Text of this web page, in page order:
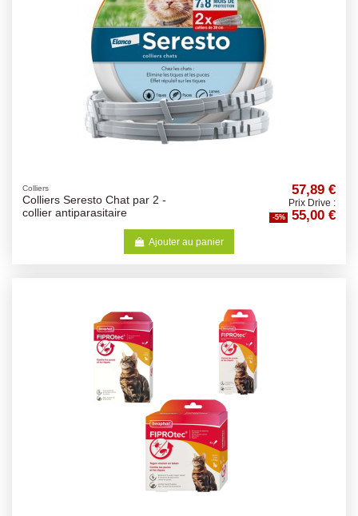
Colliers
Colliers Seresto Chat par 2 -
collier antiparasitaire
57,89 €
Prix Drive :
-5% 55,00 €
Ajouter au panier